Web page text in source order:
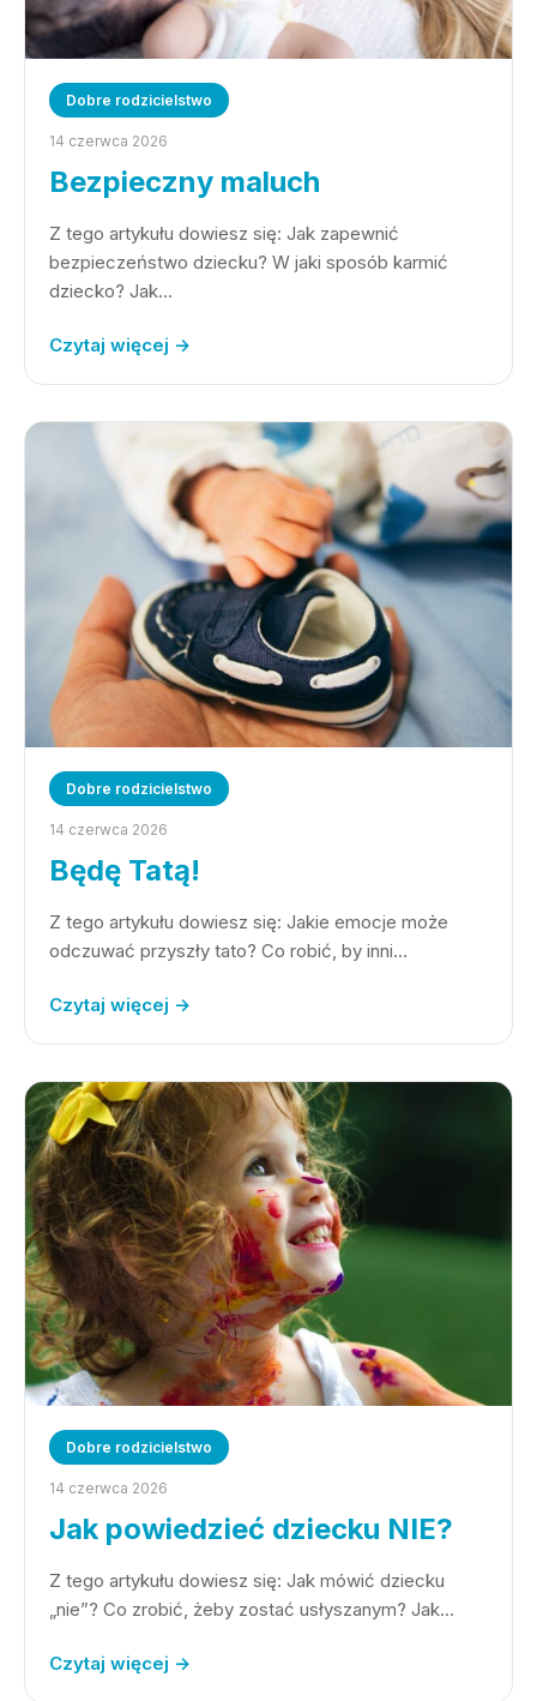
Dobre rodzicielstwo
14 czerwca 2026
Bezpieczny maluch
Z tego artykułu dowiesz się: Jak zapewnić
bezpieczeństwo dziecku? W jaki sposób karmić
dziecko? Jak…
Czytaj więcej →
Dobre rodzicielstwo
14 czerwca 2026
Będę Tatą!
Z tego artykułu dowiesz się: Jakie emocje może
odczuwać przyszły tato? Co robić, by inni…
Czytaj więcej →
Dobre rodzicielstwo
14 czerwca 2026
Jak powiedzieć dziecku NIE?
Z tego artykułu dowiesz się: Jak mówić dziecku
„nie”? Co zrobić, żeby zostać usłyszanym? Jak…
Czytaj więcej →